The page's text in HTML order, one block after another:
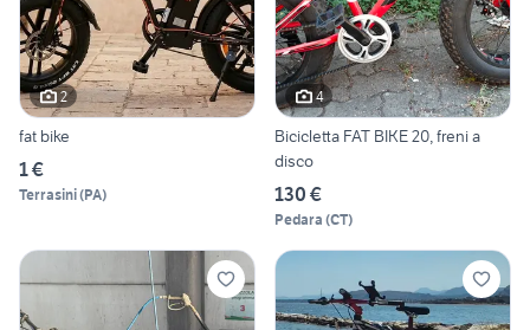
2
fat bike
1 €
Terrasini(PA)
4
Bicicletta FAT BIKE 20, freni a
disco
130 €
Pedara (CT)